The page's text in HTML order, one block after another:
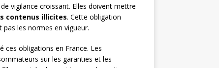
vigilance croissant. Elles doivent mettre
contenus illicites. Cette obligation
les normes en vigueur.
ces obligations en France. Les
sur les garanties et les